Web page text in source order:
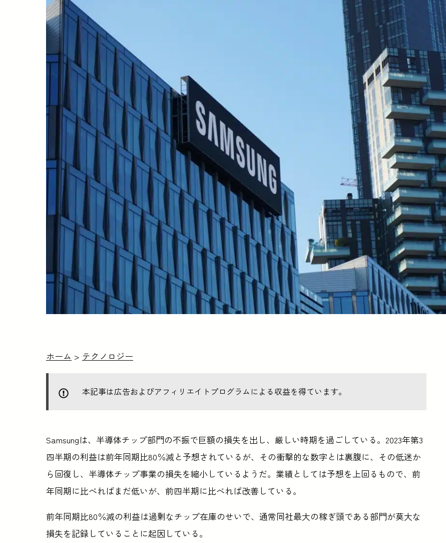
ホーム > テクノロジー
本記事は広告およびアフィリエイトプログラムによる収益を得ています。
Samsungは、半導体チップ部門の不振で巨額の損失を出し、厳しい時期を過ごしている。2023年第3
四半期の利益は前年同期比80％減と予想されているが、その衝撃的な数字とは裏腹に、その低迷か
ら回復し、半導体チップ事業の損失を縮小しているようだ。業績としては予想を上回るもので、前
年同期に比べればまだ低いが、前四半期に比べれば改善している。
前年同期比80％減の利益は過剰なチップ在庫のせいで、通常同社最大の稼ぎ頭である部門が莫大な
損失を記録していることに起因している。